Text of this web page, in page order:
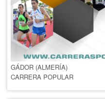
CARRERA POPULAR
GÁDOR 2016
24 SEPTIEMBRE 2016
GÁDOR (ALMERÍA)
CARRERA POPULAR